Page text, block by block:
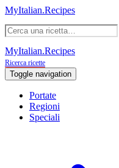
MyItalian.Recipes
MyItalian.Recipes
Ricerca ricette
Toggle navigation
Portate
Regioni
Speciali